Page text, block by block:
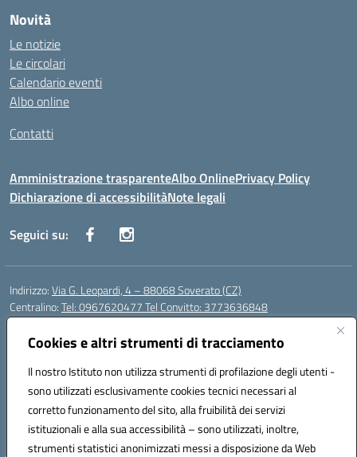
Cookies e altri strumenti di tracciamento
Il nostro Istituto non utilizza strumenti di profilazione degli utenti -
sono utilizzati esclusivamente cookies tecnici necessari al
corretto funzionamento del sito, alla fruibilità dei servizi
istituzionali e alla sua accessibilità – sono utilizzati, inoltre,
strumenti statistici anonimizzati messi a disposizione da Web
Novità
Le notizie
Le circolari
Calendario eventi
Albo online
Contatti
Amministrazione trasparenteAlbo OnlinePrivacy Policy
Dichiarazione di accessibilitàNote legali
Seguici su:
Indirizzo:Via G. Leopardi, 4 – 88068 Soverato (CZ)
Centralino:Tel: 0967620477 Tel Convitto: 3773636848
Email:
Posta elettronica certificata (PEC):czrh04000q@pec.istruzione.it
Codice fiscale: 84000690796
Codice meccanografico:CZRH04000Q
Codice Indice delle Pubbliche Amministrazioni (IPA): istsc_czrh04000q
Codice unico di fatturazione (CUF): UF9M13